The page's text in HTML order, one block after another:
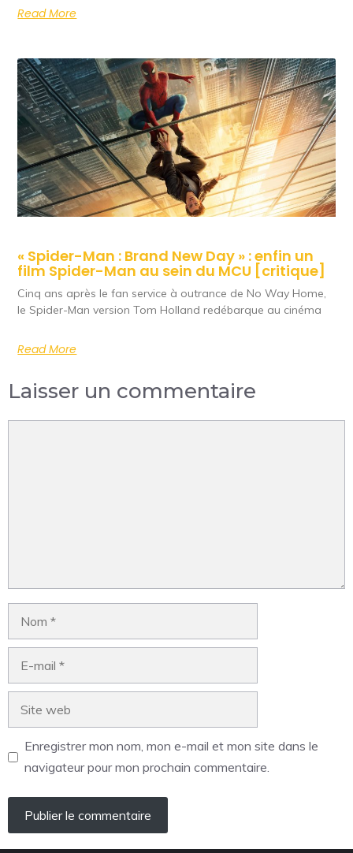
Read More
« Spider-Man : Brand New Day » : enfin un
film Spider-Man au sein du MCU [critique]
Cinq ans après le fan service à outrance de No Way Home,
le Spider-Man version Tom Holland redébarque au cinéma
Read More
Laisser un commentaire
Enregistrer mon nom, mon e-mail et mon site dans le
navigateur pour mon prochain commentaire.